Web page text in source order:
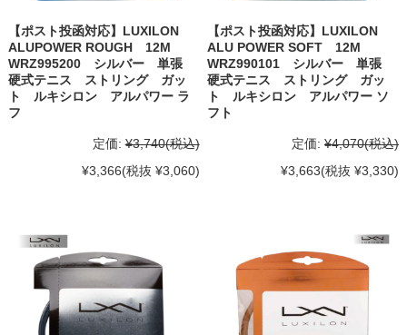
【ポスト投函対応】LUXILON
ALUPOWER ROUGH 12M
WRZ995200 シルバー 単張
硬式テニス ストリング ガッ
ト ルキシロン アルパワー ラ
フ
定価: ¥3,740(税込)
¥3,366(税抜 ¥3,060)
【ポスト投函対応】LUXILON
ALU POWER SOFT 12M
WRZ990101 シルバー 単張
硬式テニス ストリング ガッ
ト ルキシロン アルパワー ソ
フト
定価: ¥4,070(税込)
¥3,663(税抜 ¥3,330)